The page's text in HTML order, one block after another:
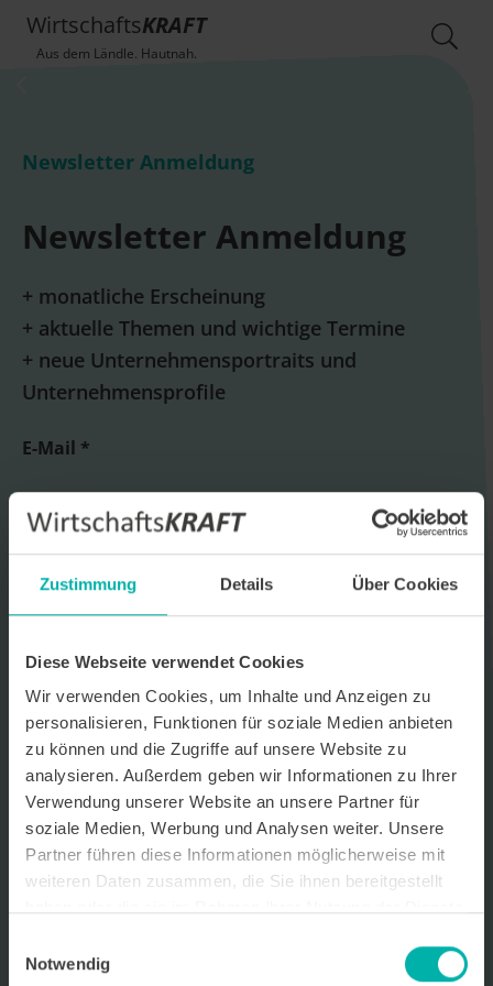
Zustimmung Details Über Cookies
Diese Webseite verwendet Cookies
Wir verwenden Cookies, um Inhalte und Anzeigen zu
personalisieren, Funktionen für soziale Medien anbieten
zu können und die Zugriffe auf unsere Website zu
analysieren. Außerdem geben wir Informationen zu Ihrer
Verwendung unserer Website an unsere Partner für
soziale Medien, Werbung und Analysen weiter. Unsere
Partner führen diese Informationen möglicherweise mit
weiteren Daten zusammen, die Sie ihnen bereitgestellt
Notwendig
WirtschaftsKRAFT
Aus dem Ländle. Hautnah.
Newsletter Anmeldung
Newsletter Anmeldung
+ monatliche Erscheinung
+ aktuelle Themen und wichtige Termine
+ neue Unternehmensportraits und
Unternehmensprofile
E-Mail *
Datenverarbeitungshinweis*
Ich stimme zu, dass ich monatlich den kostenlosen Newsletter
WirtschaftsKRAFT der INFO - Das Magazin Pforzheim GmbH
erhalte. Um die Inhalte des Newsletters besser auf meine
persönlichen Interessen auszurichten, stimme ich außerdem zu,
Newsletters zu erfassen und auszuwerten. Der Newsletter enthält
Dienstleistungen lokal ansässiger Werbekunden. Ich kann meine
Einwilligung jederzeit kostenfrei für die Zukunft durch den in jedem
pforzheim.de widerrufen. Meine E-Mail-Adresse wird ausschließlich
zur Zustellung des Newsletters genutzt. Detaillierte Informationen
zum Umgang mit Ihren Daten und der von uns eingesetzten
Newsletter-Software Cleverreach finden Sie in unserer
Datenschutzerklärung.